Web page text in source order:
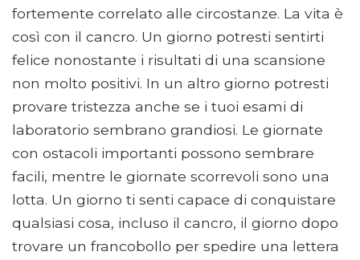
fortemente correlato alle circostanze. La vita è
così con il cancro. Un giorno potresti sentirti
felice nonostante i risultati di una scansione
non molto positivi. In un altro giorno potresti
provare tristezza anche se i tuoi esami di
laboratorio sembrano grandiosi. Le giornate
con ostacoli importanti possono sembrare
facili, mentre le giornate scorrevoli sono una
lotta. Un giorno ti senti capace di conquistare
qualsiasi cosa, incluso il cancro, il giorno dopo
trovare un francobollo per spedire una lettera